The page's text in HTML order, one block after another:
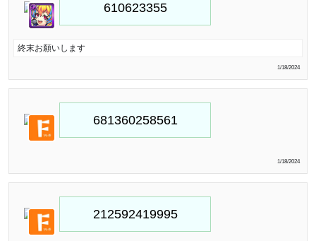
終末お願いします
1/18/2024
1/18/2024